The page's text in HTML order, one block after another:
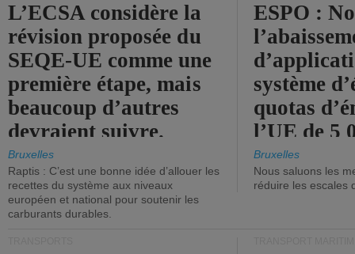
L’ECSA considère la
révision proposée du
SEQE-UE comme une
première étape, mais
beaucoup d’autres
devraient suivre.
Bruxelles
Raptis : C’est une bonne idée d’allouer les
recettes du système aux niveaux
européen et national pour soutenir les
carburants durables.
ESPO :
système
quotas
l’UE de 5
tonneaux
brute.
Bruxelles
Nous saluons les
réduire les escales